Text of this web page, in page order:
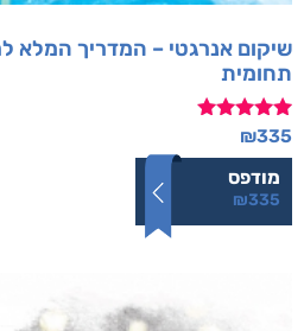
שיקום אנרגטי – המדריך המלא
תחומית
דורג
מתוך 5
₪335
מודפס
₪335